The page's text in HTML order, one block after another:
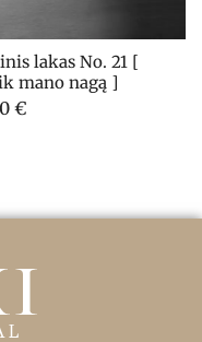
lakas No. 21 [
mano nagą ]
€